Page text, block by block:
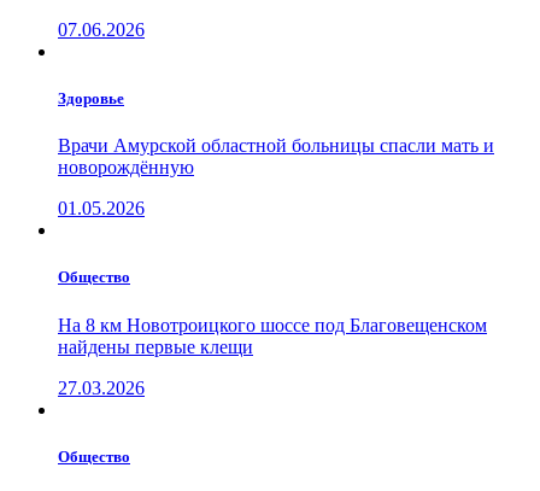
07.06.2026
Здоровье
Врачи Амурской областной больницы спасли мать и
новорождённую
01.05.2026
Общество
На 8 км Новотроицкого шоссе под Благовещенском
найдены первые клещи
27.03.2026
Общество